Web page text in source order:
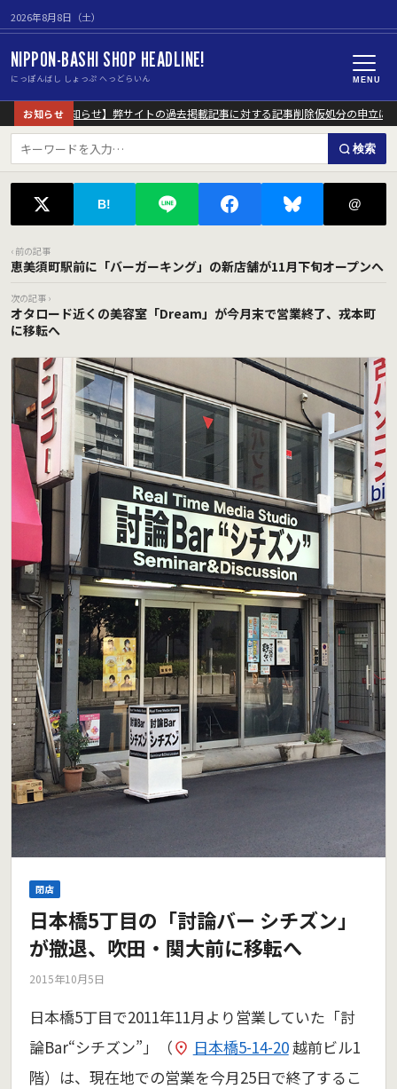
2026年8月8日（土）
NIPPON-BASHI SHOP HEADLINE!
にっぽんばし しょっぷ へっどらいん MENU
お知らせ
【重要なお知らせ】弊サイトの過去掲載記事に対する記事削除仮処分の申立につ
検索
B! @
‹ 前の記事
恵美須町駅前に「バーガーキング」の新店舗が11月下旬オープンへ
次の記事 ›
オタロード近くの美容室「Dream」が今月末で営業終了、戎本町
に移転へ
閉店
日本橋5丁目の「討論バー シチズン」
が撤退、吹田・関大前に移転へ
2015年10月5日
日本橋5丁目で2011年11月より営業していた「討
論Bar“シチズン”」（
日本橋5-14-20越前ビル1
階）は、現在地での営業を今月25日で終了するこ